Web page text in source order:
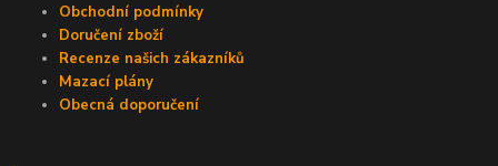
Obchodní podmínky
Doručení zboží
Recenze našich zákazníků
Mazací plány
Obecná doporučení